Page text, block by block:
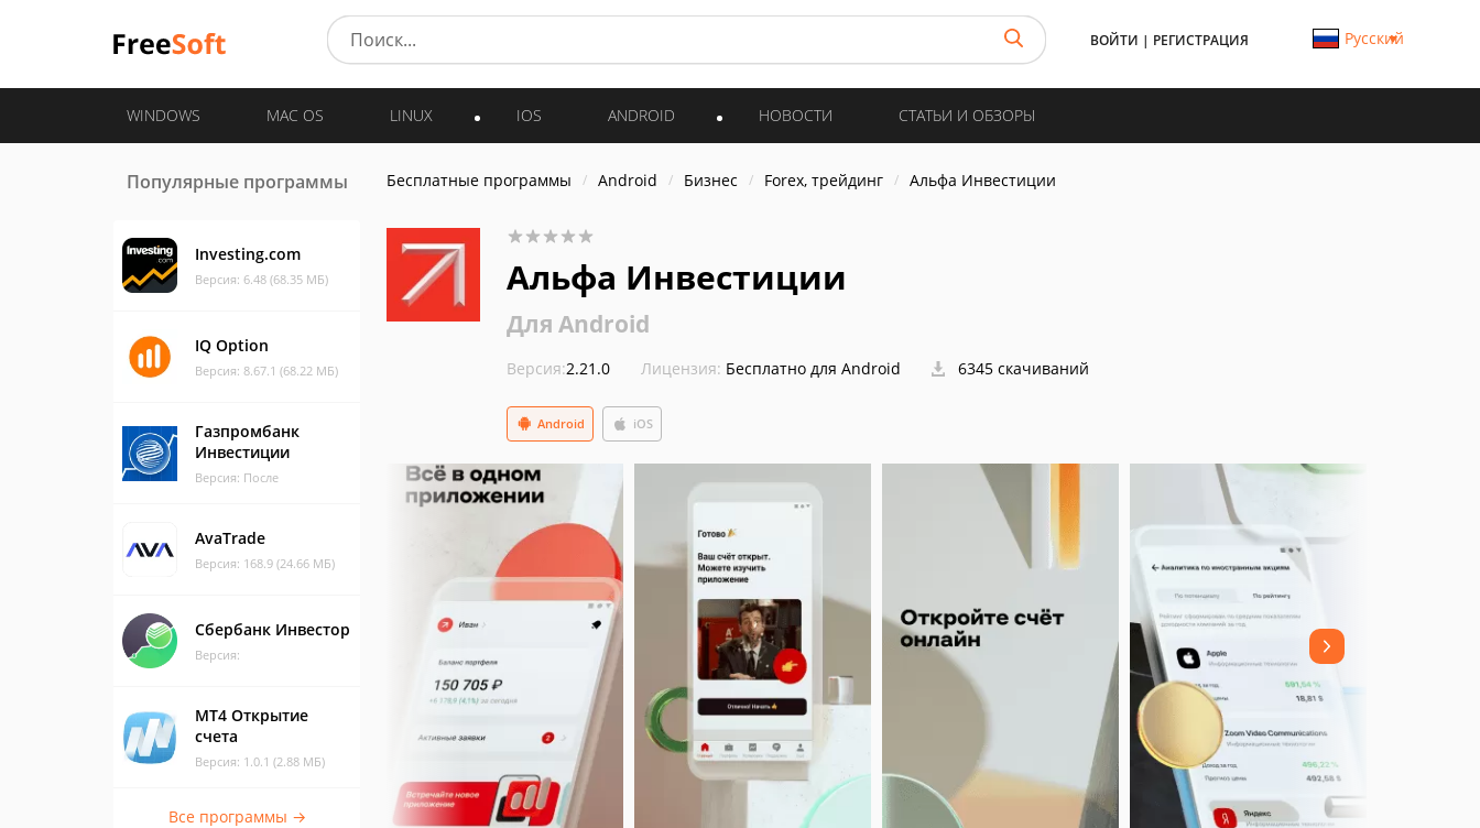
ВОЙТИ | РЕГИСТРАЦИЯ Русский
WINDOWS MAC OS LINUX IOS ANDROID НОВОСТИ СТАТЬИ И ОБЗОРЫ
Популярные программы
Investing.com
Версия: 6.48 (68.35 МБ)
IQ Option
Версия: 8.67.1 (68.22 МБ)
Газпромбанк
Инвестиции
Версия: После
AvaTrade
Версия: 168.9 (24.66 МБ)
Сбербанк Инвестор
Версия:
МТ4 Открытие
счета
Версия: 1.0.1 (2.88 МБ)
Все программы →
Бесплатные программы Android Бизнес Forex, трейдинг Альфа Инвестиции
Альфа Инвестиции
Для Android
Версия:2.21.0 Лицензия: Бесплатно для Android 6345 скачиваний
Android iOS